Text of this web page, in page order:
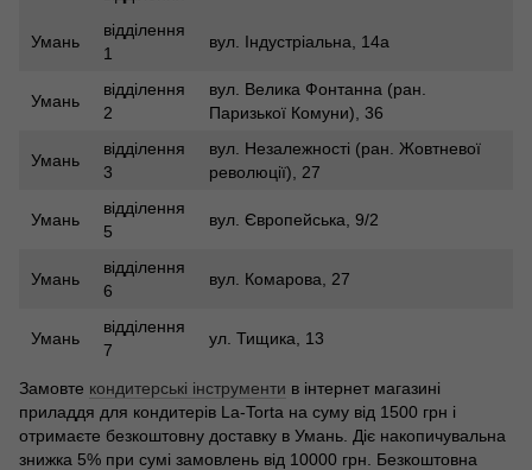
Умань
відділення
1
вул. Індустріальна, 14а
Умань
відділення
2
вул. Велика Фонтанна (ран.
Паризької Комуни), 36
Умань
відділення
3
вул. Незалежності (ран. Жовтневої
революції), 27
Умань
відділення
5
вул. Європейська, 9/2
Умань
відділення
6
вул. Комарова, 27
Умань
відділення
7
ул. Тищика, 13
Замовте кондитерські інструменти в інтернет магазині
приладдя для кондитерів La-Torta на суму від 1500 грн і
отримаєте безкоштовну доставку в Умань. Діє накопичувальна
знижка 5% при сумі замовлень від 10000 грн. Безкоштовна